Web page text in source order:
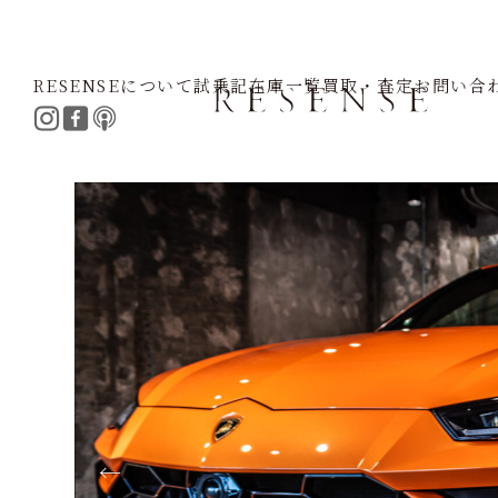
RESENSEについて試乗記在庫一覧買取・査定お問い合
Home Selection Lamborghini ウルス 4WD 左H
←